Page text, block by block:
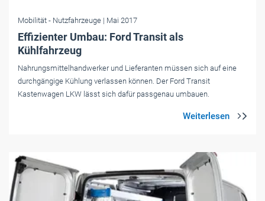
Mobilität - Nutzfahrzeuge | Mai 2017
Effizienter Umbau: Ford Transit als
Kühlfahrzeug
Nahrungsmittelhandwerker und Lieferanten müssen sich auf eine
durchgängige Kühlung verlassen können. Der Ford Transit
Kastenwagen LKW lässt sich dafür passgenau umbauen.